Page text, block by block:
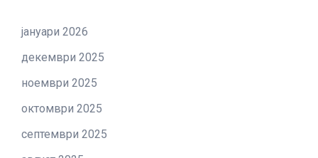
јануари 2026
декември 2025
ноември 2025
октомври 2025
септември 2025